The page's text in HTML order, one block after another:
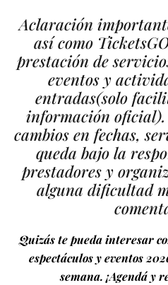
Aclaración
así como
prestación de
eventos y
entradas(solo
información oficial).
cambios en fechas,
queda bajo la
prestadores y
alguna dificultad
Quizás te pueda interesar
espectáculos y eventos
semana. ¡Agendá y